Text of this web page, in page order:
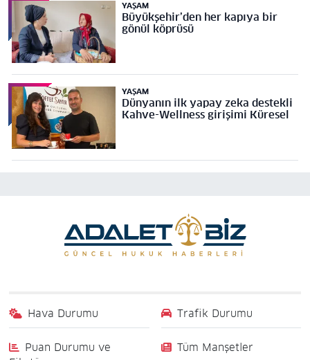
YAŞAM
Büyükşehir’den her kapıya bir
gönül köprüsü
YAŞAM
Dünyanın ilk yapay zeka destekli
Kahve-Wellness girişimi Küresel
Hava Durumu Trafik Durumu
Puan Durumu ve
Tüm Manşetler